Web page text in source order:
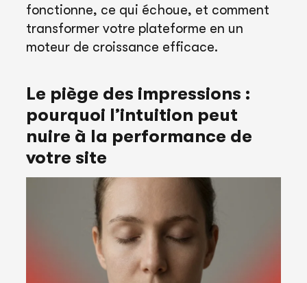
fonctionne, ce qui échoue, et comment
transformer votre plateforme en un
moteur de croissance efficace.
Le piège des impressions :
pourquoi l’intuition peut
nuire à la performance de
votre site